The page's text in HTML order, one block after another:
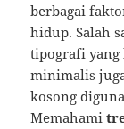
berbagai
hidup. Salah
tipografi yang
minimalis
kosong
Memahami